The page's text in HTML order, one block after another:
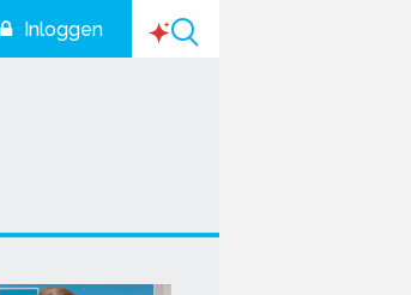
Inloggen